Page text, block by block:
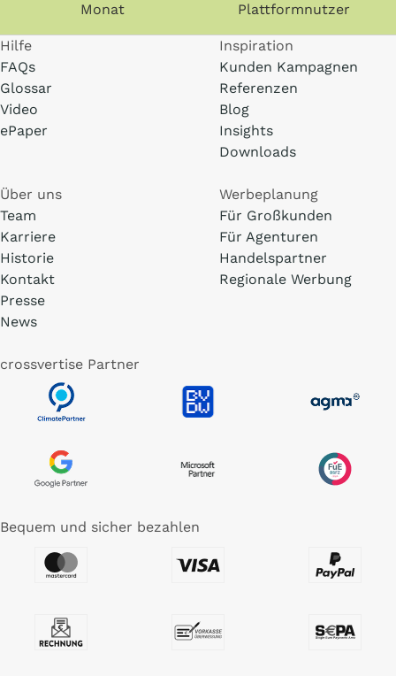
Monat
Plattformnutzer
Hilfe
FAQs
Glossar
Video
ePaper
Inspiration
Kunden Kampagnen
Referenzen
Blog
Insights
Downloads
Über uns
Team
Karriere
Historie
Kontakt
Presse
News
Werbeplanung
Für Großkunden
Für Agenturen
Handelspartner
Regionale Werbung
crossvertise Partner
Bequem und sicher bezahlen